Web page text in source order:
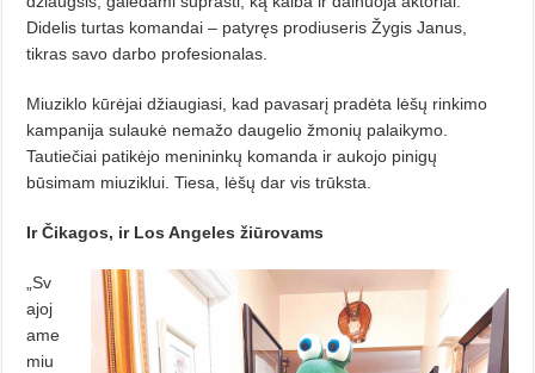
Didelis turtas komandai – patyręs prodiuseris Žygis Janus,
tikras savo dar­bo profesionalas.
Miuziklo kūrėjai džiaugiasi, kad pavasarį pradėta lėšų rinkimo
kampanija sulaukė nemažo daugelio žmonių palaikymo.
Tautiečiai patikėjo menininkų komanda ir aukojo pinigų
būsimam miuziklui. Tiesa, lėšų dar vis trūksta.
Ir Čikagos, ir Los Angeles žiūrovams
„Sv
ajoj
ame
miu